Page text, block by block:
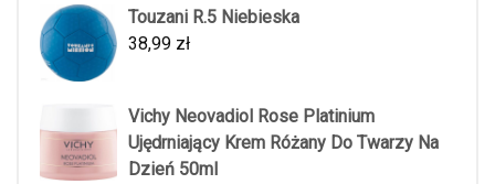
Touzani R.5 Niebieska
38,99 zł
Vichy Neovadiol Rose Platinium
Ujędrniający Krem Różany Do Twarzy Na
Dzień 50ml